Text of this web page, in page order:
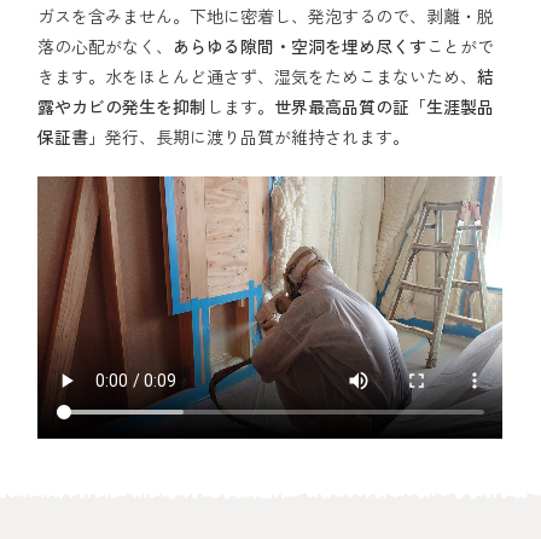
ガスを含みません。下地に密着し、発泡するので、剥離・脱
落の心配がなく、 あらゆる隙間・空洞を埋め尽くすことがで
きます。水をほとんど通さず、湿気をためこまないため、結
露やカビの発生を抑制 します。 世界最高品質の証「生涯製品
保証書」発行、長期に渡り品質が維持されます。